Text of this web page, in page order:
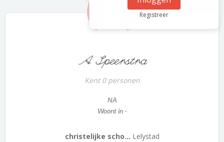
Registreer
A Speerstra
Kent 0 personen
NA
Woont in -
christelijke scho... Lelystad